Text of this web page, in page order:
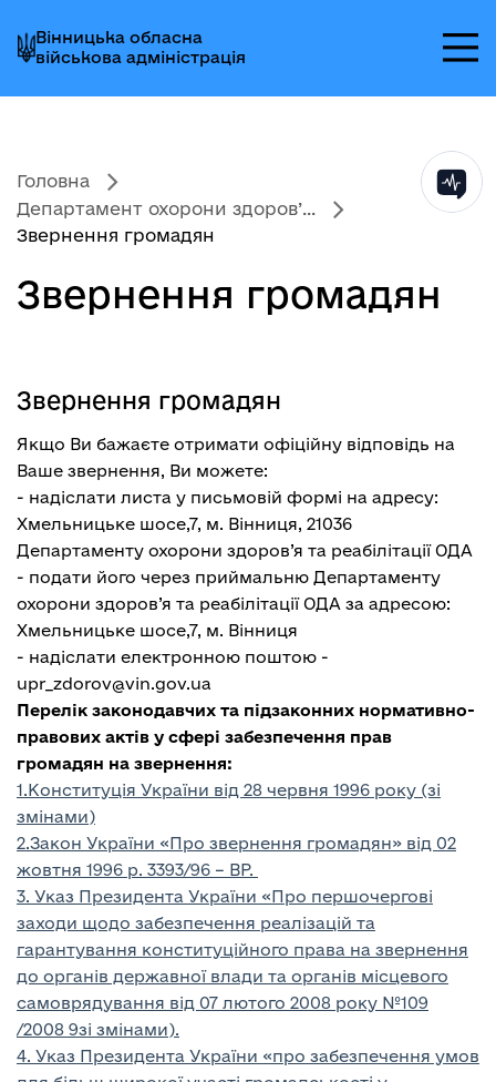
до
головного
меню
до
головного
вмісту
до
головного
колонтитула
Вінницька обласна
військова адміністрація
Головна
Департамент охорони здоров’...
Звернення громадян
Звернення громадян
Звернення громадян
Якщо Ви бажаєте отримати офіційну відповідь на
Ваше звернення, Ви можете:
- надіслати листа у письмовій формі на адресу:
Хмельницьке шосе,7, м. Вінниця, 21036
Департаменту охорони здоров’я та реабілітації ОДА
- подати його через приймальню Департаменту
охорони здоров’я та реабілітації ОДА за адресою:
Хмельницьке шосе,7, м. Вінниця
- надіслати електронною поштою -
upr_zdorov@vin.gov.ua
Перелік законодавчих та підзаконних нормативно-
правових актів у сфері забезпечення прав
громадян на звернення:
1.Конституція України від 28 червня 1996 року (зі
змінами)
2.Закон України «Про звернення громадян» від 02
жовтня 1996 р. 3393/96 – ВР.
3. Указ Президента України «Про першочергові
заходи щодо забезпечення реалізацій та
гарантування конституційного права на звернення
до органів державної влади та органів місцевого
самоврядування від 07 лютого 2008 року №109
/2008 9зі змінами).
4. Указ Президента України «про забезпечення умов